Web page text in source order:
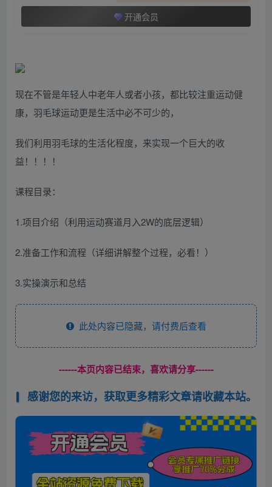
开通会员
现在不管是年轻人中老年人或者小孩，都比较注重运动健
康，羽毛球运动更是生活中必不可少的，
我们利用羽毛球的生活化程度，来实现一个巨大的收
益！！！！
课程目录：
1.项目介绍（利用运动赛道月入2W的底层逻辑）
2.准备工作和流程（详细讲解整个过程，必看！）
3.实操演示和总结
此处内容已隐藏，请付费后查看
------本页内容已结束，喜欢请分享------
感谢您的来访，获取更多精彩文章请收藏本站。